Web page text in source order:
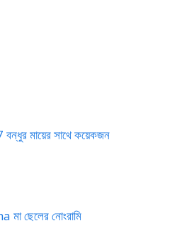
মায়ের সাথে কয়েকজন
ছেলের নোংরামি